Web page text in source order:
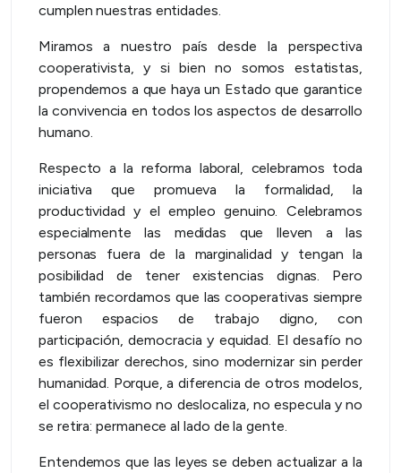
cumplen nuestras entidades.
Miramos a nuestro país desde la perspectiva
cooperativista, y si bien no somos estatistas,
propendemos a que haya un Estado que garantice
la convivencia en todos los aspectos de desarrollo
humano.
Respecto a la reforma laboral, celebramos toda
iniciativa que promueva la formalidad, la
productividad y el empleo genuino. Celebramos
especialmente las medidas que lleven a las
personas fuera de la marginalidad y tengan la
posibilidad de tener existencias dignas. Pero
también recordamos que las cooperativas siempre
fueron espacios de trabajo digno, con
participación, democracia y equidad. El desafío no
es flexibilizar derechos, sino modernizar sin perder
humanidad. Porque, a diferencia de otros modelos,
el cooperativismo no deslocaliza, no especula y no
se retira: permanece al lado de la gente.
Entendemos que las leyes se deben actualizar a la